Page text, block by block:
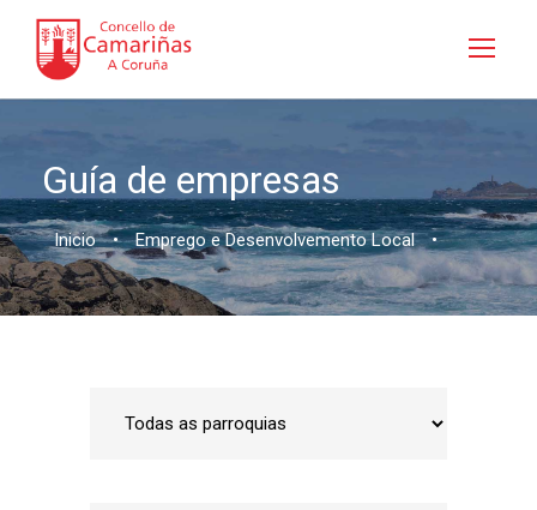
Guía de empresas
Inicio • Emprego e Desenvolvemento Local •